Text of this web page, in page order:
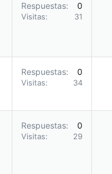
Respuestas 0
Visitas 31
Respuestas 0
Visitas 34
Respuestas 0
Visitas 29